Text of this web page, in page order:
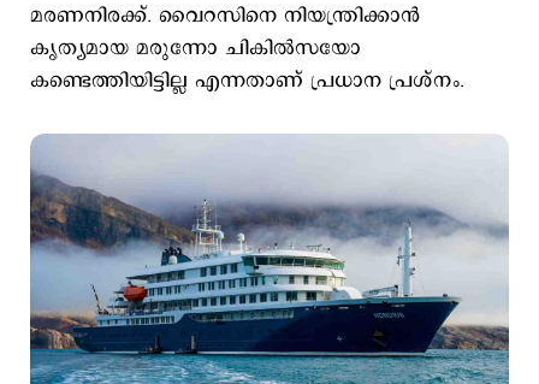
മരണനിരക്ക്. വൈറസിനെ നിയന്ത്രിക്കാന്‍
കൃത്യമായ മരുന്നോ ചികില്‍സയോ
കണ്ടെത്തിയിട്ടില്ല എന്നതാണ് പ്രധാന പ്രശ്നം.